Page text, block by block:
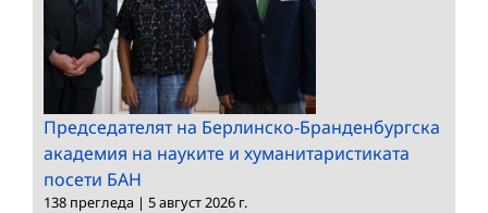
Председателят на Берлинско-Бранденбургска
академия на науките и хуманитаристиката
посети БАН
138 прегледа | 5 август 2026 г.